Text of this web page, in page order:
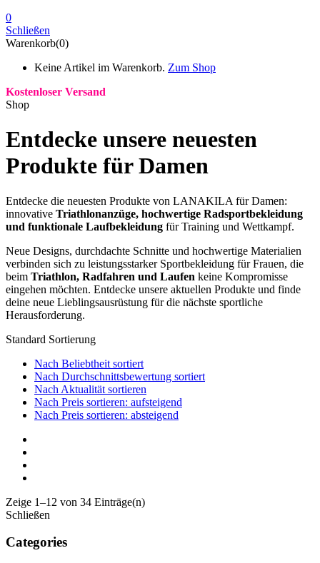
0
Schließen
Warenkorb(0)
Keine Artikel im Warenkorb. Zum Shop
Kostenloser Versand
Shop
Entdecke unsere neuesten
Produkte für Damen
Entdecke die neuesten Produkte von LANAKILA für Damen:
innovative Triathlonanzüge, hochwertige Radsportbekleidung
und funktionale Laufbekleidung für Training und Wettkampf.
Neue Designs, durchdachte Schnitte und hochwertige Materialien
verbinden sich zu leistungsstarker Sportbekleidung für Frauen, die
beim Triathlon, Radfahren und Laufen keine Kompromisse
eingehen möchten. Entdecke unsere aktuellen Produkte und finde
deine neue Lieblingsausrüstung für die nächste sportliche
Herausforderung.
Standard Sortierung
Nach Beliebtheit sortiert
Nach Durchschnittsbewertung sortiert
Nach Aktualität sortieren
Nach Preis sortieren: aufsteigend
Nach Preis sortieren: absteigend
Zeige 1–12 von 34 Einträge(n)
Schließen
Categories